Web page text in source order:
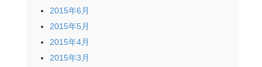
2015年6月
2015年5月
2015年4月
2015年3月